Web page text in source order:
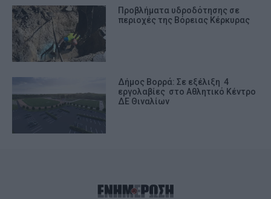
Προβλήματα υδροδότησης σε
περιοχές της Βόρειας Κέρκυρας
Δήμος Βορρά: Σε εξέλιξη 4
εργολαβίες στο Αθλητικό Κέντρο
ΔΕ Θιναλίων